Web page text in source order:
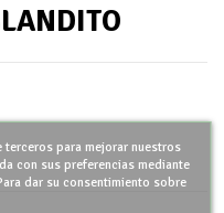
para mejorar nuestros
con sus preferencias mediante
dar su consentimiento sobre